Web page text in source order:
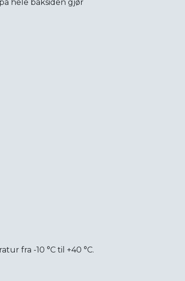
hele baksiden gjør
fra -10 °C til +40 °C.